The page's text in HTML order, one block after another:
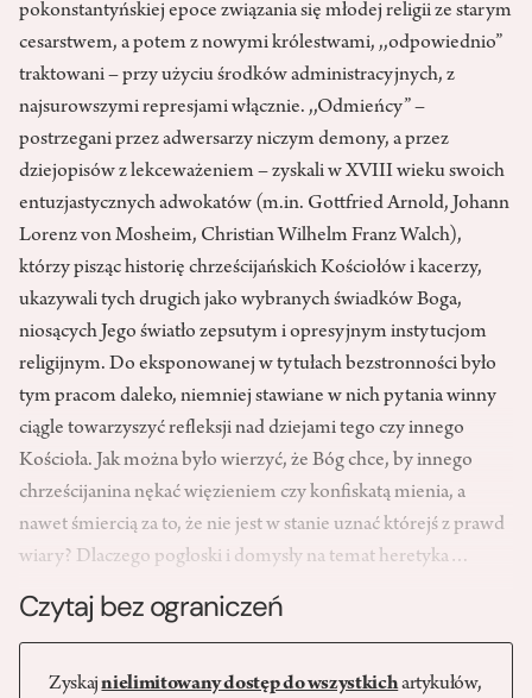
pokonstantyńskiej epoce związania się młodej religii ze starym
cesarstwem, a potem z nowymi królestwami, ,,odpowiednio”
traktowani – przy użyciu środków administracyjnych, z
najsurowszymi represjami włącznie. ,,Odmieńcy” –
postrzegani przez adwersarzy niczym demony, a przez
dziejopisów z lekceważeniem – zyskali w XVIII wieku swoich
entuzjastycznych adwokatów (m.in. Gottfried Arnold, Johann
Lorenz von Mosheim, Christian Wilhelm Franz Walch),
którzy pisząc historię chrześcijańskich Kościołów i kacerzy,
ukazywali tych drugich jako wybranych świadków Boga,
niosących Jego światło zepsutym i opresyjnym instytucjom
religijnym. Do eksponowanej w tytułach bezstronności było
tym pracom daleko, niemniej stawiane w nich pytania winny
ciągle towarzyszyć refleksji nad dziejami tego czy innego
Kościoła. Jak można było wierzyć, że Bóg chce, by innego
chrześcijanina nękać więzieniem czy konfiskatą mienia, a
nawet śmiercią za to, że nie jest w stanie uznać którejś z prawd
wiary? Dlaczego pogłoski i domysły na temat heretyka…
Czytaj bez ograniczeń
Zyskajnielimitowany dostęp do wszystkichartykułów,